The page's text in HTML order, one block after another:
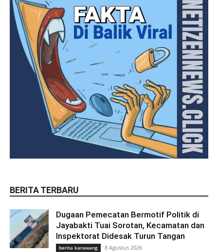
BERITA TERBARU
Dugaan Pemecatan Bermotif Politik di
Jayabakti Tuai Sorotan, Kecamatan dan
Inspektorat Didesak Turun Tangan
berita karawang 8 Agustus 2026